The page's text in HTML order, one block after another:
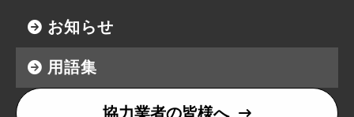
お知らせ
用語集
協力業者の皆様へ